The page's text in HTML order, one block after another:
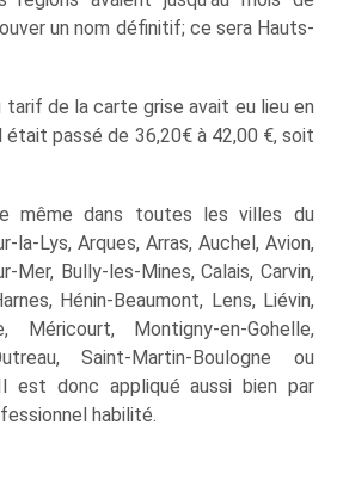
un nom définitif; ce sera Hauts-
tarif de la carte grise avait eu lieu en
passé de 36,20€ à 42,00 €, soit
même dans toutes les villes du
la-Lys, Arques, Arras, Auchel, Avion,
Mer, Bully-les-Mines, Calais, Carvin,
Hénin-Beaumont, Lens, Liévin,
Méricourt, Montigny-en-Gohelle,
Saint-Martin-Boulogne ou
est donc appliqué aussi bien par
habilité.